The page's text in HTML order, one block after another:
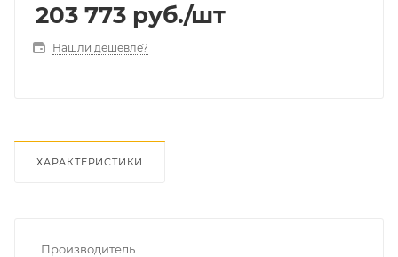
203 773 руб./шт
Нашли дешевле?
ХАРАКТЕРИСТИКИ
Производитель